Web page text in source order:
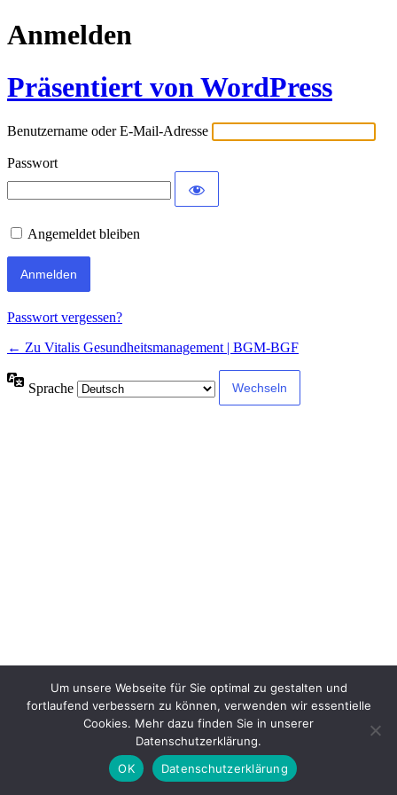
Anmelden
Präsentiert von WordPress
Benutzername oder E-Mail-Adresse
Passwort
Angemeldet bleiben
Passwort vergessen?
← Zu Vitalis Gesundheitsmanagement | BGM-BGF
Sprache
Um unsere Webseite für Sie optimal zu gestalten und
fortlaufend verbessern zu können, verwenden wir essentielle
Cookies. Mehr dazu finden Sie in unserer
Datenschutzerklärung.
OK
Datenschutzerklärung